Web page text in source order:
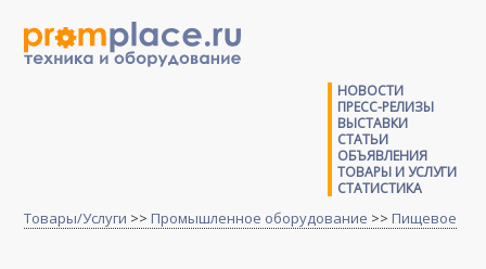
НОВОСТИ
ПРЕСС-РЕЛИЗЫ
ВЫСТАВКИ
СТАТЬИ
ОБЪЯВЛЕНИЯ
ТОВАРЫ И УСЛУГИ
СТАТИСТИКА
Товары/Услуги >> Промышленное оборудование >> Пищевое